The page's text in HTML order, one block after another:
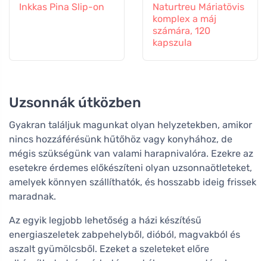
Inkkas Pina Slip-on
Naturtreu Máriatövis
komplex a máj
számára, 120
kapszula
Uzsonnák útközben
Gyakran találjuk magunkat olyan helyzetekben, amikor
nincs hozzáférésünk hűtőhöz vagy konyhához, de
mégis szükségünk van valami harapnivalóra. Ezekre az
esetekre érdemes előkészíteni olyan uzsonnaötleteket,
amelyek könnyen szállíthatók, és hosszabb ideig frissek
maradnak.
Az egyik legjobb lehetőség a házi készítésű
energiaszeletek zabpehelyből, dióból, magvakból és
aszalt gyümölcsből. Ezeket a szeleteket előre